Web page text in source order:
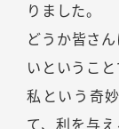
りました。
どうか皆さ
いということ
私という奇
て、利を与